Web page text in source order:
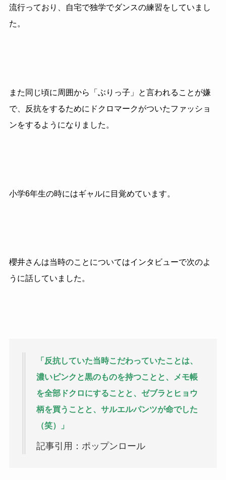
流行っており、自宅で独学でダンスの練習をしていまし
た。
また同じ頃に周囲から「ぶりっ子」と言われることが嫌
で、反抗をするためにドクロマークがついたファッショ
ンをするようになりました。
小学6年生の時にはギャルに目覚めています。
櫻井さんは当時のことについてはインタビューで次のよ
うに話していました。
「反抗していた当時こだわっていたことは、
濃いピンクと黒のものを持つことと、メモ帳
を全部ドクロにすることと、ゼブラとヒョウ
柄を買うことと、サルエルパンツが命でした
（笑）」
記事引用：ポップンロール